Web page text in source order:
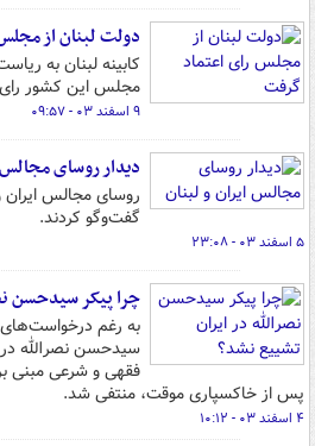
دولت لبنان از
کابینه لبنان به
مجلس این کشور رای
۹ اسفند ۰۳ - ۰۹:۵۷
دیدار روسای مجالس
روسای مجالس ایران
گفت‌وگو کردند.
۵ اسفند ۰۳ - ۲۳:۰۸
چرا پیکر سیدحسن
به رغم درخواست‌های
سیدحسن نصرالله در
فقهی و شرعی مبنی
پس از خاکسپاری موقت، منتفی شد.
۴ اسفند ۰۳ - ۱۰:۱۲